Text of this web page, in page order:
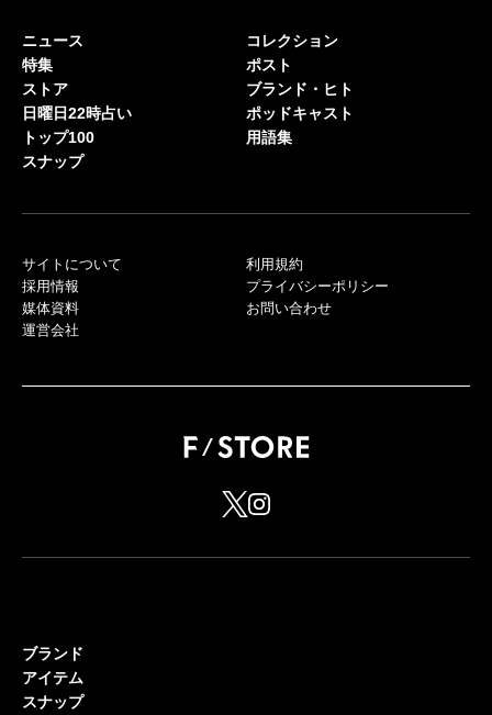
ニュース
特集
ストア
日曜日22時占い
トップ100
スナップ
コレクション
ポスト
ブランド・ヒト
ポッドキャスト
用語集
サイトについて
採用情報
媒体資料
運営会社
利用規約
プライバシーポリシー
お問い合わせ
ブランド
アイテム
スナップ